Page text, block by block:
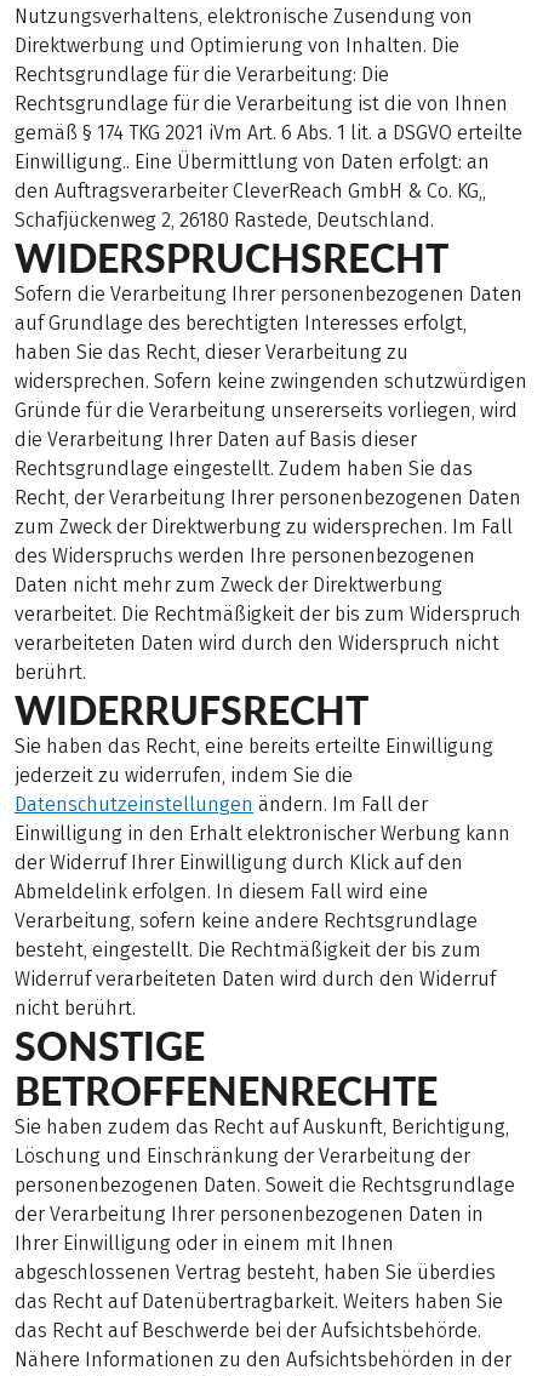
Nutzungsverhaltens, elektronische Zusendung von
Direktwerbung und Optimierung von Inhalten. Die
Rechtsgrundlage für die Verarbeitung: Die
Rechtsgrundlage für die Verarbeitung ist die von Ihnen
gemäß § 174 TKG 2021 iVm Art. 6 Abs. 1 lit. a DSGVO erteilte
Einwilligung.. Eine Übermittlung von Daten erfolgt: an
den Auftragsverarbeiter CleverReach GmbH & Co. KG,,
Schafjückenweg 2, 26180 Rastede, Deutschland.
WIDERSPRUCHSRECHT
Sofern die Verarbeitung Ihrer personenbezogenen Daten
auf Grundlage des berechtigten Interesses erfolgt,
haben Sie das Recht, dieser Verarbeitung zu
widersprechen. Sofern keine zwingenden schutzwürdigen
Gründe für die Verarbeitung unsererseits vorliegen, wird
die Verarbeitung Ihrer Daten auf Basis dieser
Rechtsgrundlage eingestellt. Zudem haben Sie das
Recht, der Verarbeitung Ihrer personenbezogenen Daten
zum Zweck der Direktwerbung zu widersprechen. Im Fall
des Widerspruchs werden Ihre personenbezogenen
Daten nicht mehr zum Zweck der Direktwerbung
verarbeitet. Die Rechtmäßigkeit der bis zum Widerspruch
verarbeiteten Daten wird durch den Widerspruch nicht
berührt.
WIDERRUFSRECHT
Sie haben das Recht, eine bereits erteilte Einwilligung
jederzeit zu widerrufen, indem Sie die
Datenschutzeinstellungen ändern. Im Fall der
Einwilligung in den Erhalt elektronischer Werbung kann
der Widerruf Ihrer Einwilligung durch Klick auf den
Abmeldelink erfolgen. In diesem Fall wird eine
Verarbeitung, sofern keine andere Rechtsgrundlage
besteht, eingestellt. Die Rechtmäßigkeit der bis zum
Widerruf verarbeiteten Daten wird durch den Widerruf
nicht berührt.
SONSTIGE
BETROFFENENRECHTE
Sie haben zudem das Recht auf Auskunft, Berichtigung,
Löschung und Einschränkung der Verarbeitung der
personenbezogenen Daten. Soweit die Rechtsgrundlage
der Verarbeitung Ihrer personenbezogenen Daten in
Ihrer Einwilligung oder in einem mit Ihnen
abgeschlossenen Vertrag besteht, haben Sie überdies
das Recht auf Datenübertragbarkeit. Weiters haben Sie
das Recht auf Beschwerde bei der Aufsichtsbehörde.
Nähere Informationen zu den Aufsichtsbehörden in der